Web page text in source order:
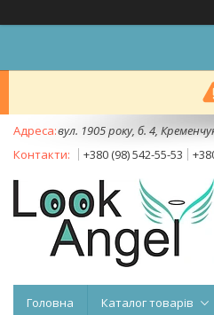
вул. 1905 року, б. 4,
+380 (98) 542-55-53
Головна Каталог товарів